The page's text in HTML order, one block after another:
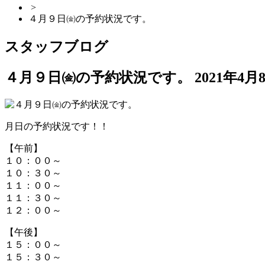
>
４月９日㈮の予約状況です。
スタッフブログ
４月９日㈮の予約状況です。
2021年4月
月日の予約状況です！！
【午前】
１０：００～
１０：３０～
１１：００～
１１：３０～
１２：００～
【午後】
１５：００～
１５：３０～